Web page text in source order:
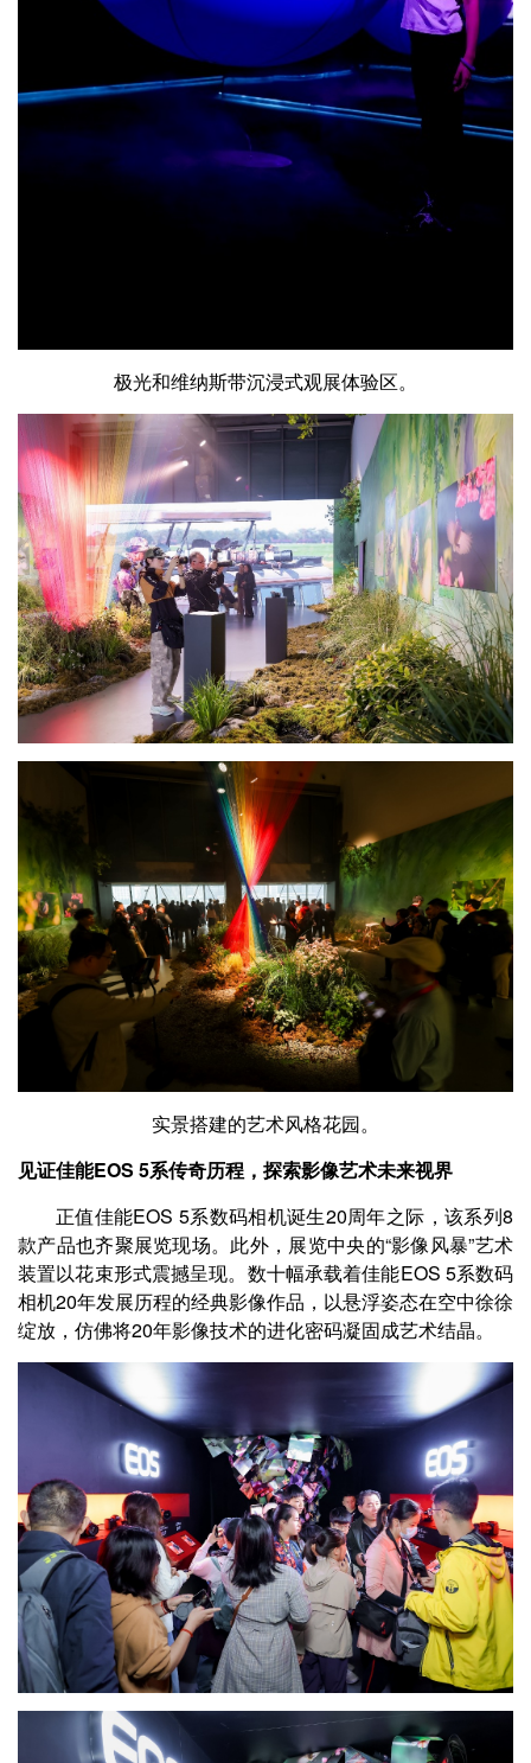
极光和维纳斯带沉浸式观展体验区。
实景搭建的艺术风格花园。
见证佳能EOS 5系传奇历程，探索影像艺术未来视界
正值佳能EOS 5系数码相机诞生20周年之际，该系列8
款产品也齐聚展览现场。此外，展览中央的“影像风暴”艺术
装置以花束形式震撼呈现。数十幅承载着佳能EOS 5系数码
相机20年发展历程的经典影像作品，以悬浮姿态在空中徐徐
绽放，仿佛将20年影像技术的进化密码凝固成艺术结晶。